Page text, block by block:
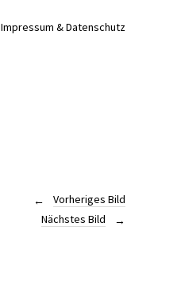
Impressum & Datenschutz
Nächstes Bild
Vorheriges Bild